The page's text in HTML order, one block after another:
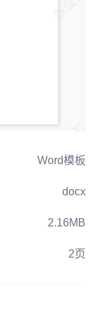
Word模板
docx
2.16MB
2页